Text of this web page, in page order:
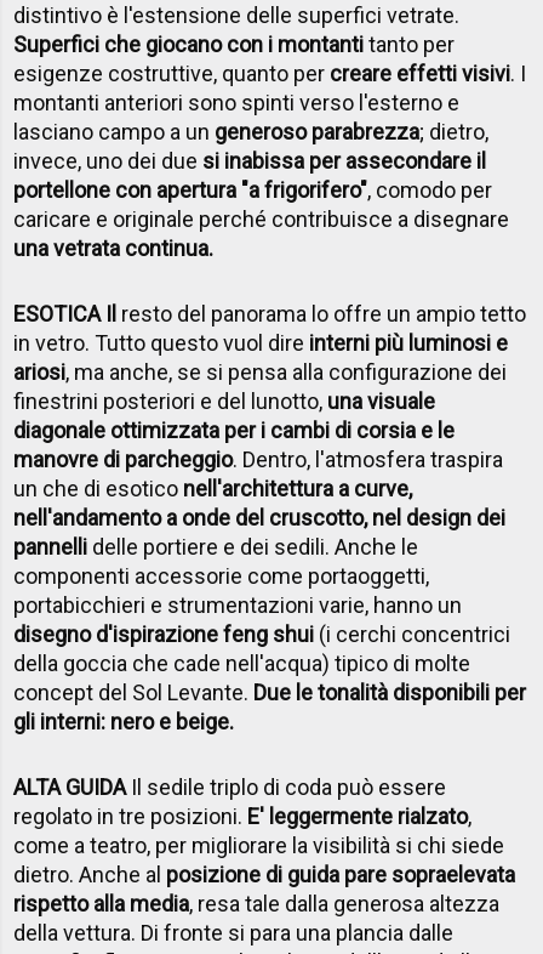
distintivo è l'estensione delle superfici vetrate.
Superfici che giocano con i montantitanto per
esigenze costruttive, quanto per creare effetti visivi. I
montanti anteriori sono spinti verso l'esterno e
lasciano campo a un generoso parabrezza; dietro,
invece, uno dei due si inabissa per assecondare il
portellone con apertura "a frigorifero", comodo per
caricare e originale perché contribuisce a disegnare
una vetrata continua.
ESOTICA Il resto del panorama lo offre un ampio tetto
in vetro. Tutto questo vuol dire interni più luminosi e
ariosi, ma anche, se si pensa alla configurazione dei
finestrini posteriori e del lunotto, una visuale
diagonale ottimizzata per i cambi di corsia e le
manovre di parcheggio. Dentro, l'atmosfera traspira
un che di esotico nell'architettura a curve,
nell'andamento a onde del cruscotto, nel design dei
pannelli delle portiere e dei sedili. Anche le
componenti accessorie come portaoggetti,
portabicchieri e strumentazioni varie, hanno un
disegno d'ispirazione feng shui (i cerchi concentrici
della goccia che cade nell'acqua) tipico di molte
concept del Sol Levante. Due le tonalità disponibili per
gli interni: nero e beige.
ALTA GUIDAIl sedile triplo di coda può essere
regolato in tre posizioni. E' leggermente rialzato,
come a teatro, per migliorare la visibilità si chi siede
dietro. Anche al posizione di guida pare sopraelevata
rispetto alla media, resa tale dalla generosa altezza
della vettura. Di fronte si para una plancia dalle